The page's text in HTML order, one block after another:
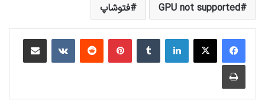
GPU not supported فتوشاپ
لینکداینتامبلر پینتریستReddit
VKontakteاشتراک گذاری با ایمیل
چاپ